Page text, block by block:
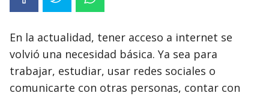
En la actualidad, tener acceso a internet se
volvió una necesidad básica. Ya sea para
trabajar, estudiar, usar redes sociales o
comunicarte con otras personas, contar con